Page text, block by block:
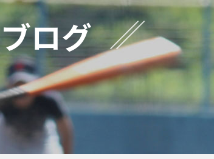
ブログ